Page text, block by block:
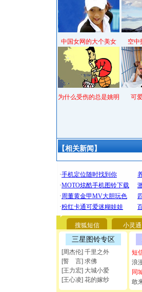
中国女网的大个美女 空中
为什么受伤的总是姚明 可
【相关新闻】
搜狐短信 小灵通
三星图铃专区
[周杰伦] 千里之外
[誓 言] 求佛
[王力宏] 大城小爱
[王心凌] 花的嫁纱
短
浪
同
敢